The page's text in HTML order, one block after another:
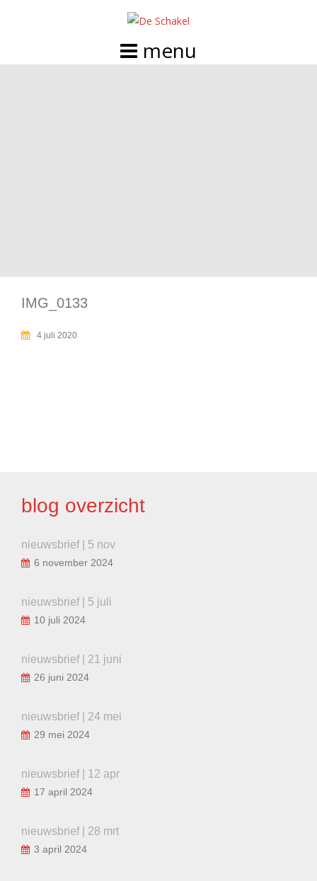
IMG_0133
4 juli 2020
blog overzicht
nieuwsbrief | 5 nov
6 november 2024
nieuwsbrief | 5 juli
10 juli 2024
nieuwsbrief | 21 juni
26 juni 2024
nieuwsbrief | 24 mei
29 mei 2024
nieuwsbrief | 12 apr
17 april 2024
nieuwsbrief | 28 mrt
3 april 2024